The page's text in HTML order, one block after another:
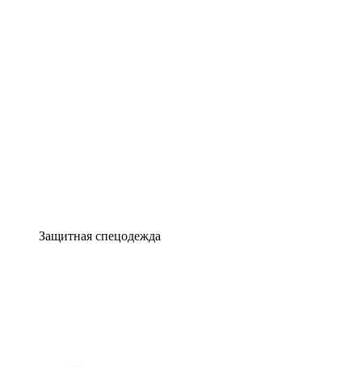
Защитная спецодежда